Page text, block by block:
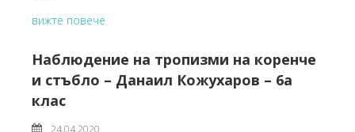
вижте повече
Наблюдение на тропизми на коренче
и стъбло – Данаил Кожухаров – 6а
клас
24.04.2020